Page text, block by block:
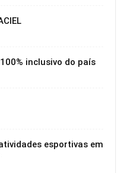
inclusivo do país
esportivas em